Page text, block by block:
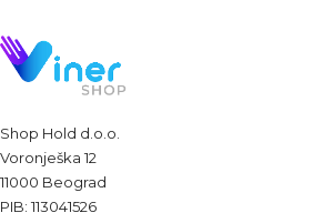
Shop Hold d.o.o.
Voronješka 12
11000 Beograd
PIB: 113041526